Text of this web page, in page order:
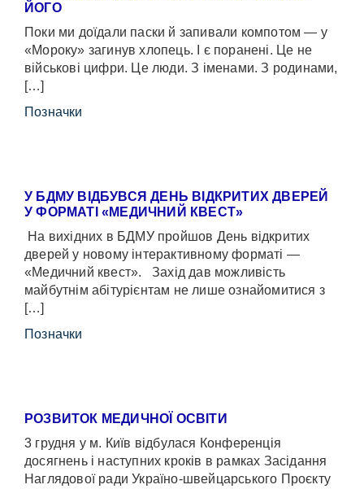
ЙОГО
Поки ми доїдали паски й запивали компотом — у
«Мороку» загинув хлопець. І є поранені. Це не
військові цифри. Це люди. З іменами. З родинами,
[…]
Позначки
У БДМУ ВІДБУВСЯ ДЕНЬ ВІДКРИТИХ ДВЕРЕЙ
У ФОРМАТІ «МЕДИЧНИЙ КВЕСТ»
На вихідних в БДМУ пройшов День відкритих
дверей у новому інтерактивному форматі —
«Медичний квест». Захід дав можливість
майбутнім абітурієнтам не лише ознайомитися з
[…]
Позначки
РОЗВИТОК МЕДИЧНОЇ ОСВІТИ
3 грудня у м. Київ відбулася Конференція
досягнень і наступних кроків в рамках Засідання
Наглядової ради Україно-швейцарського Проєкту